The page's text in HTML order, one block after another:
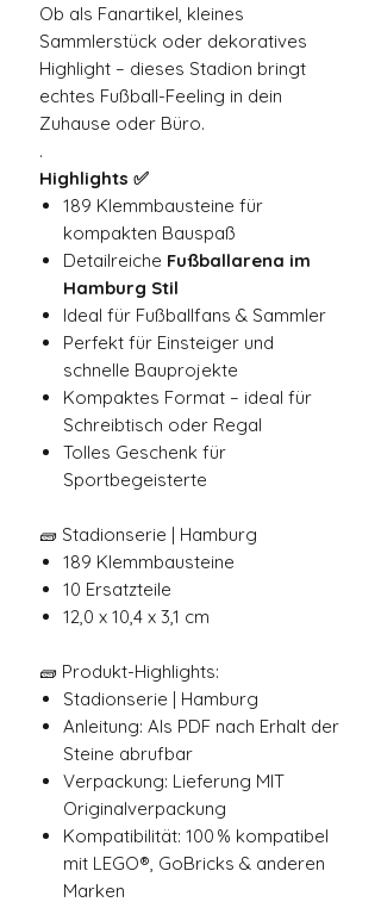
Ob als Fanartikel, kleines
Sammlerstück oder dekoratives
Highlight – dieses Stadion bringt
echtes Fußball-Feeling in dein
Zuhause oder Büro.
.
Highlights ✅
189 Klemmbausteine für
kompakten Bauspaß
Detailreiche Fußballarena im
Hamburg Stil
Ideal für Fußballfans & Sammler
Perfekt für Einsteiger und
schnelle Bauprojekte
Kompaktes Format – ideal für
Schreibtisch oder Regal
Tolles Geschenk für
Sportbegeisterte
🧱 Stadionserie | Hamburg
189 Klemmbausteine
10 Ersatzteile
12,0 x 10,4 x 3,1 cm
🧱 Produkt-Highlights:
Stadionserie | Hamburg
Anleitung: Als PDF nach Erhalt der
Steine abrufbar
Verpackung: Lieferung MIT
Originalverpackung
Kompatibilität: 100 % kompatibel
mit LEGO®, GoBricks & anderen
Marken